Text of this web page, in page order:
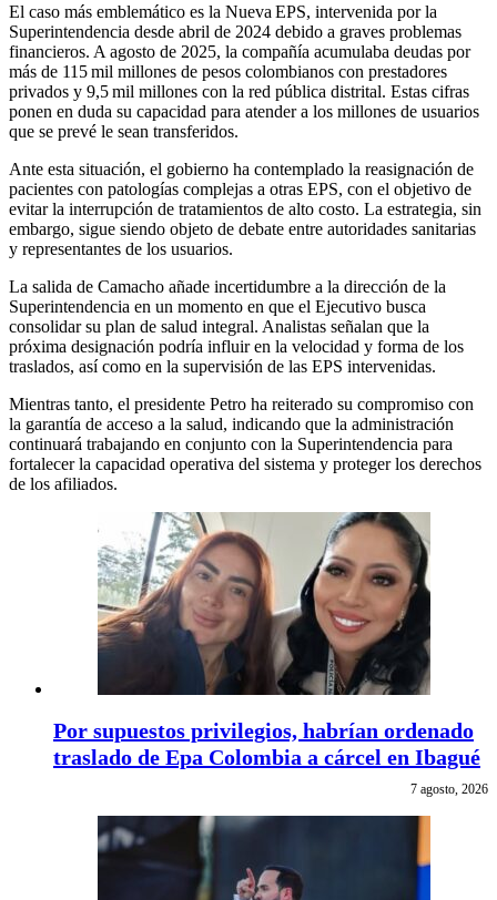
El caso más emblemático es la Nueva EPS, intervenida por la
Superintendencia desde abril de 2024 debido a graves problemas
financieros. A agosto de 2025, la compañía acumulaba deudas por
más de 115 mil millones de pesos colombianos con prestadores
privados y 9,5 mil millones con la red pública distrital. Estas cifras
ponen en duda su capacidad para atender a los millones de usuarios
que se prevé le sean transferidos.
Ante esta situación, el gobierno ha contemplado la reasignación de
pacientes con patologías complejas a otras EPS, con el objetivo de
evitar la interrupción de tratamientos de alto costo. La estrategia, sin
embargo, sigue siendo objeto de debate entre autoridades sanitarias
y representantes de los usuarios.
La salida de Camacho añade incertidumbre a la dirección de la
Superintendencia en un momento en que el Ejecutivo busca
consolidar su plan de salud integral. Analistas señalan que la
próxima designación podría influir en la velocidad y forma de los
traslados, así como en la supervisión de las EPS intervenidas.
Mientras tanto, el presidente Petro ha reiterado su compromiso con
la garantía de acceso a la salud, indicando que la administración
continuará trabajando en conjunto con la Superintendencia para
fortalecer la capacidad operativa del sistema y proteger los derechos
de los afiliados.
Por supuestos privilegios, habrían ordenado
traslado de Epa Colombia a cárcel en Ibagué
7 agosto, 2026